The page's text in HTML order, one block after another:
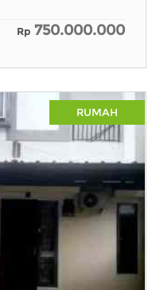
Rp 750.000.000
RUMAH